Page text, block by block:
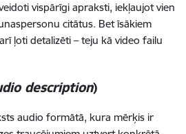
vispārīgi apraksti, iekļaujot vien
citātus. Bet īsākiem
ļoti detalizēti – teju kā video failu
description)
audio formātā, kura mērķis ir